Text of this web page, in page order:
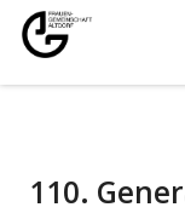
110.